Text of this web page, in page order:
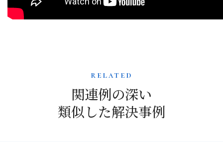
related
関連例の深い
類似した解決事例